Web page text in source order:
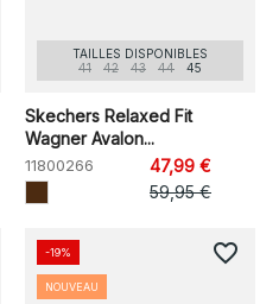
TAILLES DISPONIBLES
41
42 43 44 45
Skechers Relaxed Fit
Wagner Avalon...
11800266
47,99 €
59,95 €
-19%
NOUVEAU
favorite_border